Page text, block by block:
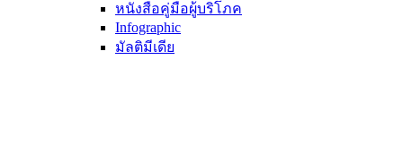
หนังสือคู่มือผู้บริโภค
Infographic
มัลติมีเดีย